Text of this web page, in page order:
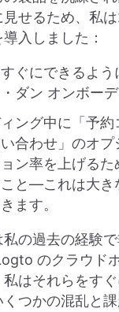
見せるため、私
入しました：
ぐにできるよう
ダン オンボーデ
ング中に「予約
合わせ」のオプ
ン率を上げる
と—これは大き
ます。
の過去の経験
のクラウド
はそれらをす
つかの混乱と